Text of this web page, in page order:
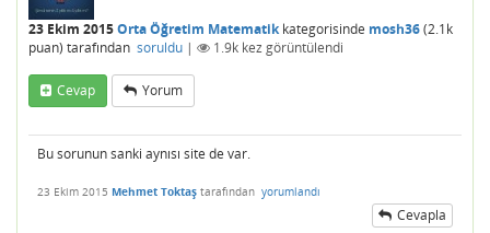
23 Ekim 2015Orta Öğretim Matematikkategorisinde mosh36(2.1k
puan) tarafından soruldu | 1.9k kez görüntülendi
Cevap Yorum
Bu sorunun sanki aynısı site de var.
23 Ekim 2015 Mehmet Toktaş tarafından yorumlandı
Cevapla